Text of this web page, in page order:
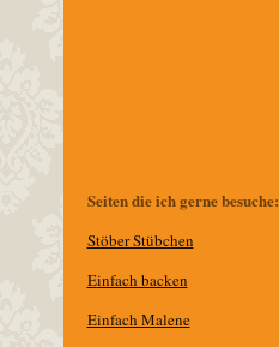
Seiten die ich gerne besuche:
Stöber Stübchen
Einfach backen
Einfach Malene